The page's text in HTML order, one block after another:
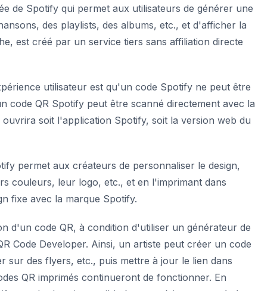
de Spotify qui permet aux utilisateurs de générer une
des playlists, des albums, etc., et d'afficher la
est créé par un service tiers sans affiliation directe
utilisateur est qu'un code Spotify ne peut être
code QR Spotify peut être scanné directement avec la
soit l'application Spotify, soit la version web du
permet aux créateurs de personnaliser le design,
couleurs, leur logo, etc., et en l'imprimant dans
fixe avec la marque Spotify.
d'un code QR, à condition d'utiliser un générateur de
Code Developer. Ainsi, un artiste peut créer un code
sur des flyers, etc., puis mettre à jour le lien dans
QR imprimés continueront de fonctionner. En